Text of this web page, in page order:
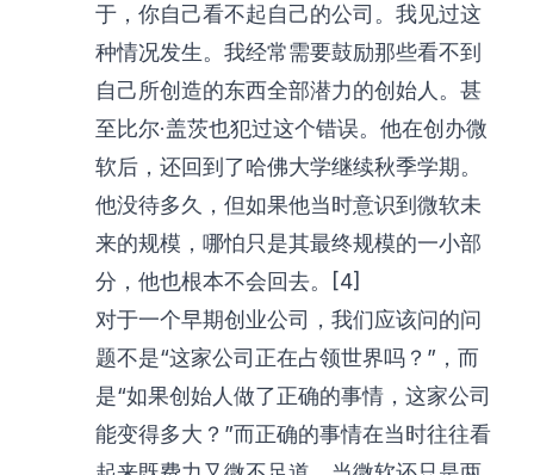
于，你自己看不起自己的公司。我见过这
种情况发生。我经常需要鼓励那些看不到
自己所创造的东西全部潜力的创始人。甚
至比尔·盖茨也犯过这个错误。他在创办微
软后，还回到了哈佛大学继续秋季学期。
他没待多久，但如果他当时意识到微软未
来的规模，哪怕只是其最终规模的一小部
分，他也根本不会回去。[4]
对于一个早期创业公司，我们应该问的问
题不是“这家公司正在占领世界吗？”，而
是“如果创始人做了正确的事情，这家公司
能变得多大？”而正确的事情在当时往往看